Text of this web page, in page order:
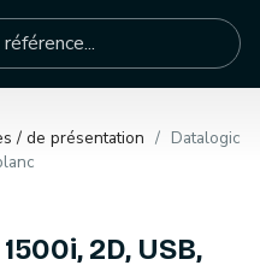
/ de présentation
Datalogic
2D, USB,